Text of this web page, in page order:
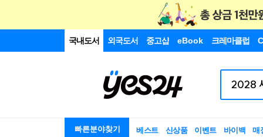
국내도서 외국도서 중고샵 eBook 크레마클럽
빠른분야찾기 베스트 신상품 이벤트 바이백 매